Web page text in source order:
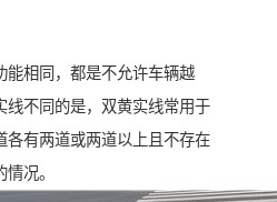
能相同，都是不允许车辆越
线不同的是，双黄实线常用于
各有两道或两道以上且不存在
况。